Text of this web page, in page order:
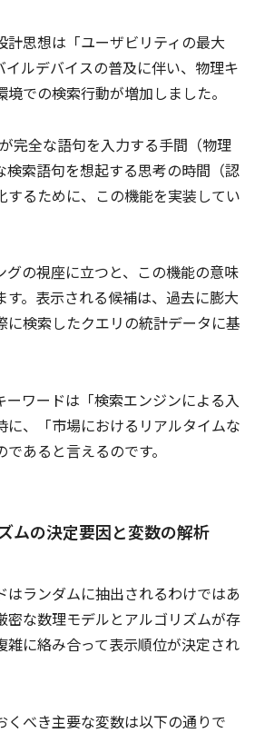
計思想は「ユーザビリティの最大
イルデバイスの普及に伴い、物理キ
での検索行動が増加しました。
完全な語句を入力する手間（物理
検索語句を想起する思考の時間（認
するために、この機能を実装してい
グの視座に立つと、この機能の意味
す。表示される候補は、過去に膨大
に検索したクエリの統計データに基
ーワードは「検索エンジンによる入
に、「市場におけるリアルタイムな
あると言えるのです。
ムの決定要因と変数の解析
はランダムに抽出されるわけではあ
密な数理モデルとアルゴリズムが存
雑に絡み合って表示順位が決定され
くべき主要な変数は以下の通りで